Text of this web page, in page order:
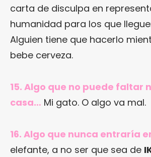
carta de disculpa en
humanidad para los que
Alguien tiene que hacerlo
bebe cerveza.
15. Algo que no puede faltar
casa… Mi gato. O algo va mal.
16. Algo que nunca entraría
elefante, a no ser que sea de